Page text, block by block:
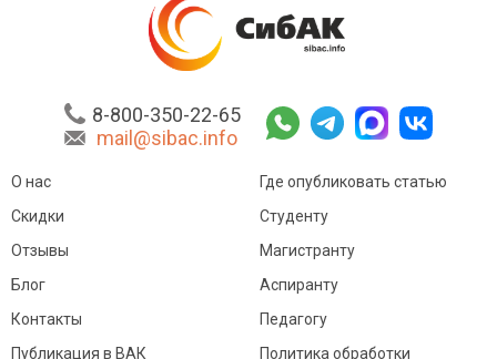
8-800-350-22-65
mail@sibac.info
О нас
Скидки
Отзывы
Блог
Контакты
Где опубликовать статью
Студенту
Магистранту
Аспиранту
Педагогу
Публикация в ВАК
Политика обработки